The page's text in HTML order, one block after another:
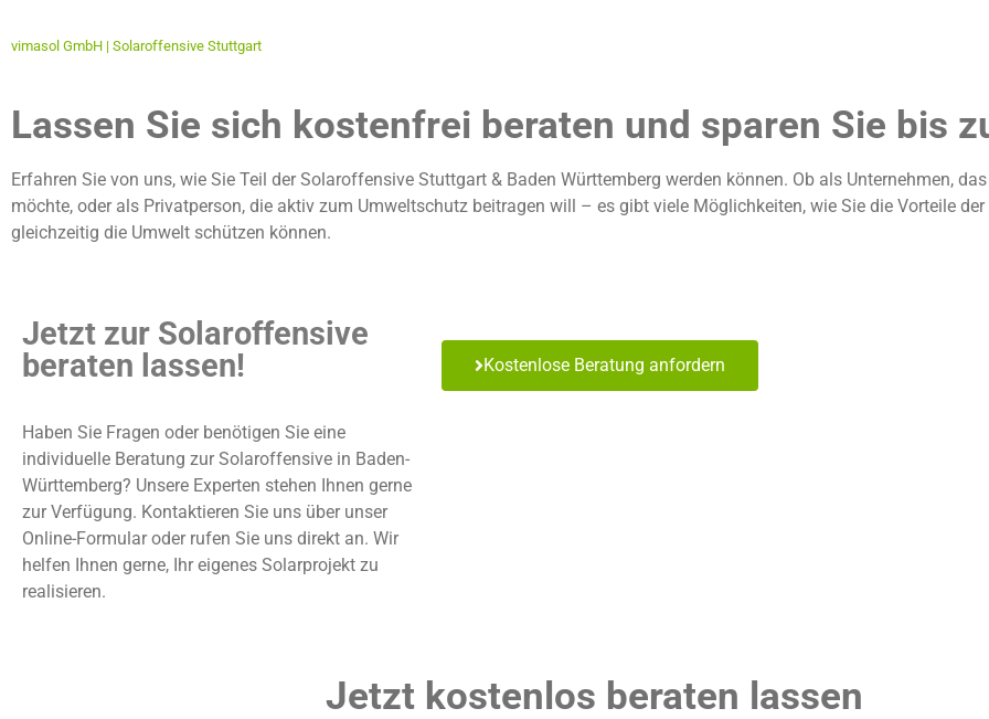
vimasol GmbH | Solaroffensive Stuttgart
Lassen Sie sich kostenfrei beraten und sparen Sie bis
Erfahren Sie von uns, wie Sie Teil der Solaroffensive Stuttgart & Baden Württemberg werden können. Ob als Unternehmen,
möchte, oder als Privatperson, die aktiv zum Umweltschutz beitragen will – es gibt viele Möglichkeiten, wie Sie die Vorteile
gleichzeitig die Umwelt schützen können.
Jetzt zur Solaroffensive
beraten lassen!
Haben Sie Fragen oder benötigen Sie eine
individuelle Beratung zur Solaroffensive in Baden-
Württemberg? Unsere Experten stehen Ihnen gerne
zur Verfügung. Kontaktieren Sie uns über unser
Online-Formular oder rufen Sie uns direkt an. Wir
helfen Ihnen gerne, Ihr eigenes Solarprojekt zu
realisieren.
Kostenlose Beratung anfordern
Jetzt kostenlos beraten lassen